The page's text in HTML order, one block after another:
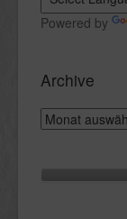
Powered by
Archive
Archive